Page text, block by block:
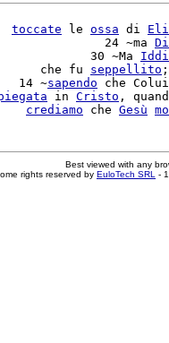
toccate le ossa di
24 ~ma
30 ~Ma
che fu seppellito
14 ~sapendo che
in Cristo ,
crediamo che Gesù
Best viewed with any
rights reserved by EuloTech SRL -